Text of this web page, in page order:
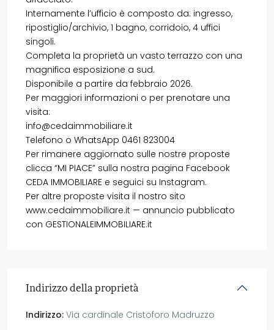
Internamente l’ufficio è composto da: ingresso,
ripostiglio/archivio, 1 bagno, corridoio, 4 uffici
singoli.
Completa la proprietà un vasto terrazzo con una
magnifica esposizione a sud.
Disponibile a partire da febbraio 2026.
Per maggiori informazioni o per prenotare una
visita:
info@cedaimmobiliare.it
Telefono o WhatsApp 0461 823004
Per rimanere aggiornato sulle nostre proposte
clicca “MI PIACE” sulla nostra pagina Facebook
CEDA IMMOBILIARE e seguici su Instagram.
Per altre proposte visita il nostro sito
www.cedaimmobiliare.it — annuncio pubblicato
con GESTIONALEIMMOBILIARE.it
Indirizzo della proprietà
Indirizzo: Via cardinale Cristoforo Madruzzo